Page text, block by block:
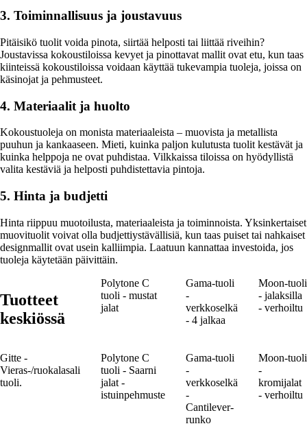
3. Toiminnallisuus ja joustavuus
Pitäisikö tuolit voida pinota, siirtää helposti tai liittää riveihin?
Joustavissa kokoustiloissa kevyet ja pinottavat mallit ovat etu, kun taas
kiinteissä kokoustiloissa voidaan käyttää tukevampia tuoleja, joissa on
käsinojat ja pehmusteet.
4. Materiaalit ja huolto
Kokoustuoleja on monista materiaaleista – muovista ja metallista
puuhun ja kankaaseen. Mieti, kuinka paljon kulutusta tuolit kestävät ja
kuinka helppoja ne ovat puhdistaa. Vilkkaissa tiloissa on hyödyllistä
valita kestäviä ja helposti puhdistettavia pintoja.
5. Hinta ja budjetti
Hinta riippuu muotoilusta, materiaaleista ja toiminnoista. Yksinkertaiset
muovituolit voivat olla budjettiystävällisiä, kun taas puiset tai nahkaiset
designmallit ovat usein kalliimpia. Laatuun kannattaa investoida, jos
tuoleja käytetään päivittäin.
Tuotteet
keskiössä
Polytone C
tuoli - mustat
jalat
Gama-tuoli
-
verkkoselkä
- 4 jalkaa
Moon-tuoli
- jalaksilla
- verhoiltu
Gitte -
Vieras-/ruokalasali
tuoli.
Polytone C
tuoli - Saarni
jalat -
istuinpehmuste
Gama-tuoli
-
verkkoselkä
-
Cantilever-
runko
Moon-tuoli
-
kromijalat
- verhoiltu